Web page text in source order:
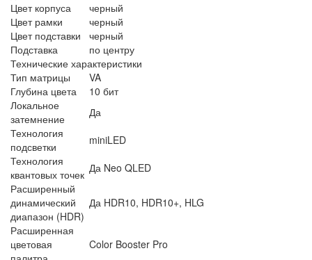
Цвет корпуса
черный
Цвет рамки
черный
Цвет подставки
черный
Подставка
по центру
Технические характеристики
Тип матрицы
VA
Глубина цвета
10 бит
Локальное
затемнение
Да
Технология
подсветки
miniLED
Технология
квантовых точек Да Neo QLED
Расширенный
динамический
диапазон (HDR)
Да HDR10, HDR10+, HLG
Расширенная
цветовая
Color Booster Pro